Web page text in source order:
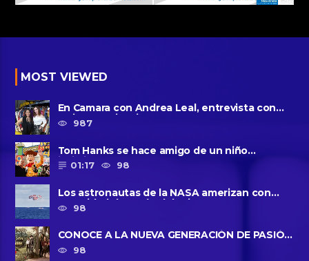
MOST VIEWED
En Camara con Andrea Leal, entrevista con
Majo Cornejo, Cirque Du ......
987
Tom Hanks se hace amigo de un niño
intimidado de 8 años llamado ......
01:17 98
Los astronautas de la NASA amerizan con
seguridad después del primer ......
98
CONOCE A LA NUEVA GENERACIÓN DE PASIÓN
DE GAVILANES II
98